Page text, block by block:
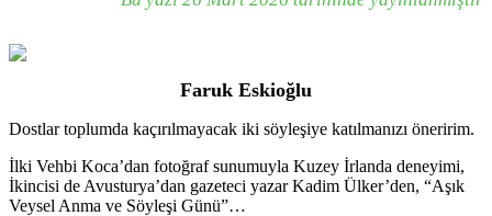
Faruk Eskioğlu
Dostlar toplumda kaçırılmayacak iki söyleşiye katılmanızı öneririm.
İlki Vehbi Koca’dan fotoğraf sunumuyla Kuzey İrlanda deneyimi,
İkincisi de Avusturya’dan gazeteci yazar Kadim Ülker’den, “Aşık
Veysel Anma ve Söyleşi Günü”…